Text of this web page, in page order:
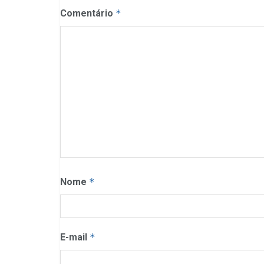
Comentário *
Nome *
E-mail *